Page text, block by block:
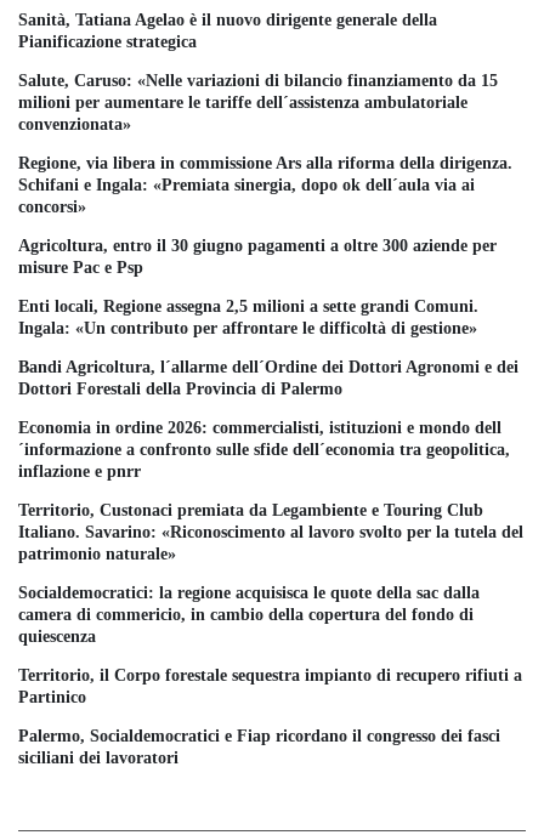
Sanità, Tatiana Agelao è il nuovo dirigente generale della
Pianificazione strategica
Salute, Caruso: «Nelle variazioni di bilancio finanziamento da 15
milioni per aumentare le tariffe dell´assistenza ambulatoriale
convenzionata»
Regione, via libera in commissione Ars alla riforma della dirigenza.
Schifani e Ingala: «Premiata sinergia, dopo ok dell´aula via ai
concorsi»
Agricoltura, entro il 30 giugno pagamenti a oltre 300 aziende per
misure Pac e Psp
Enti locali, Regione assegna 2,5 milioni a sette grandi Comuni.
Ingala: «Un contributo per affrontare le difficoltà di gestione»
Bandi Agricoltura, l´allarme dell´Ordine dei Dottori Agronomi e dei
Dottori Forestali della Provincia di Palermo
Economia in ordine 2026: commercialisti, istituzioni e mondo dell
´informazione a confronto sulle sfide dell´economia tra geopolitica,
inflazione e pnrr
Territorio, Custonaci premiata da Legambiente e Touring Club
Italiano. Savarino: «Riconoscimento al lavoro svolto per la tutela del
patrimonio naturale»
Socialdemocratici: la regione acquisisca le quote della sac dalla
camera di commericio, in cambio della copertura del fondo di
quiescenza
Territorio, il Corpo forestale sequestra impianto di recupero rifiuti a
Partinico
Palermo, Socialdemocratici e Fiap ricordano il congresso dei fasci
siciliani dei lavoratori